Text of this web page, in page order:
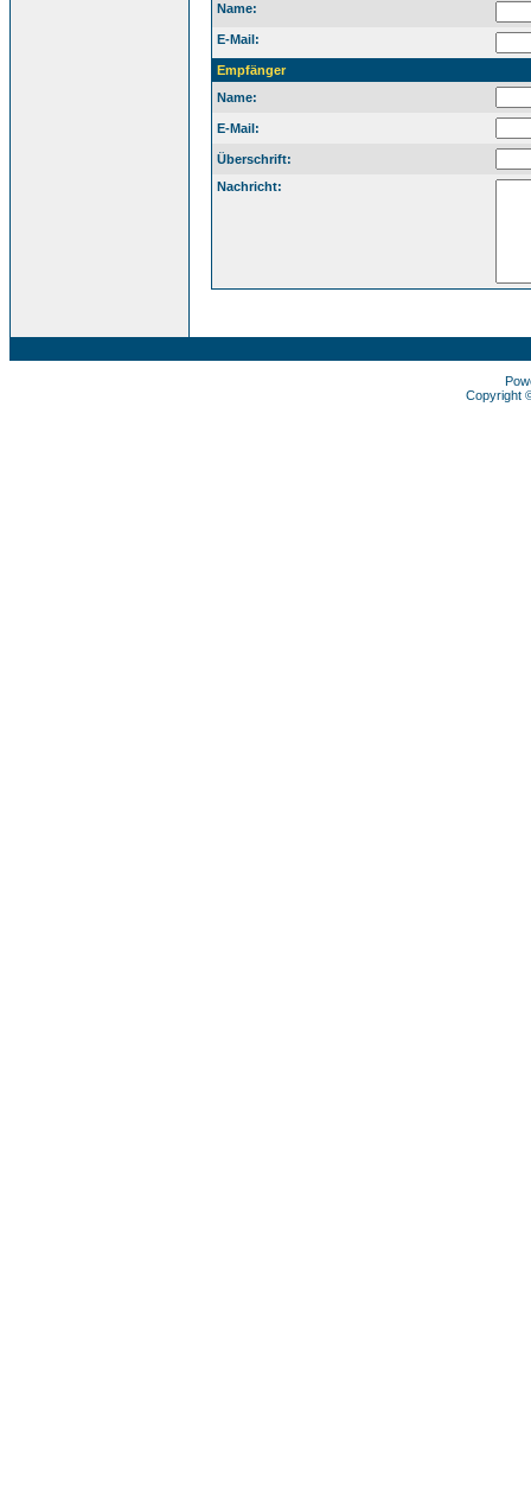
Name:
E-Mail:
Empfänger
Name:
E-Mail:
Überschrift:
Nachricht:
Copyright